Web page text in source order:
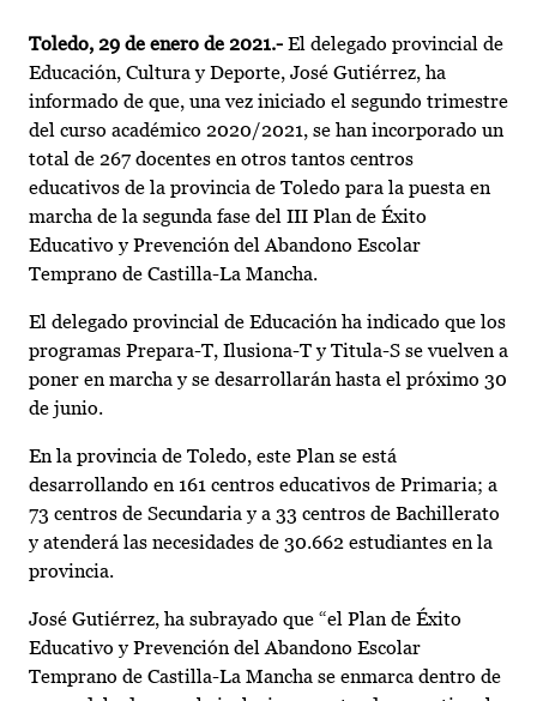
Toledo, 29 de enero de 2021.- El delegado provincial de
Educación, Cultura y Deporte, José Gutiérrez, ha
informado de que, una vez iniciado el segundo trimestre
del curso académico 2020/2021, se han incorporado un
total de 267 docentes en otros tantos centros
educativos de la provincia de Toledo para la puesta en
marcha de la segunda fase del III Plan de Éxito
Educativo y Prevención del Abandono Escolar
Temprano de Castilla-La Mancha.
El delegado provincial de Educación ha indicado que los
programas Prepara-T, Ilusiona-T y Titula-S se vuelven a
poner en marcha y se desarrollarán hasta el próximo 30
de junio.
En la provincia de Toledo, este Plan se está
desarrollando en 161 centros educativos de Primaria; a
73 centros de Secundaria y a 33 centros de Bachillerato
y atenderá las necesidades de 30.662 estudiantes en la
provincia.
José Gutiérrez, ha subrayado que “el Plan de Éxito
Educativo y Prevención del Abandono Escolar
Temprano de Castilla-La Mancha se enmarca dentro de